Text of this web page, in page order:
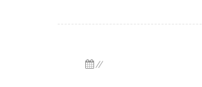
//